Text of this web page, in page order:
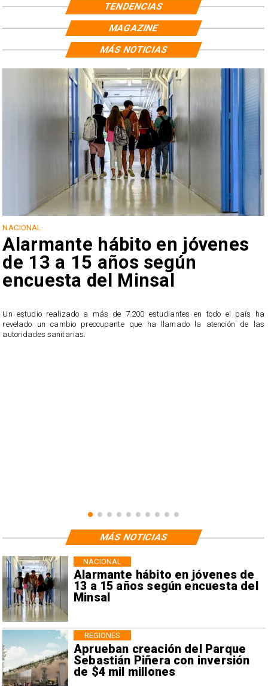
TENDENCIAS
MAGAZINE
NACIONAL
Alarmante hábito en jóvenes
de 13 a 15 años según
encuesta del Minsal
Un estudio realizado a más de 7.200 estudiantes en todo el país ha
revelado un cambio preocupante que ha llamado la atención de las
autoridades sanitarias.
MÁS NOTICIAS
Alarmante hábito en jóvenes de
13 a 15 años según encuesta del
Minsal
NACIONAL
Aprueban creación del Parque
Sebastián Piñera con inversión
de $4 mil millones
REGIONES
MÁS NOTICIAS